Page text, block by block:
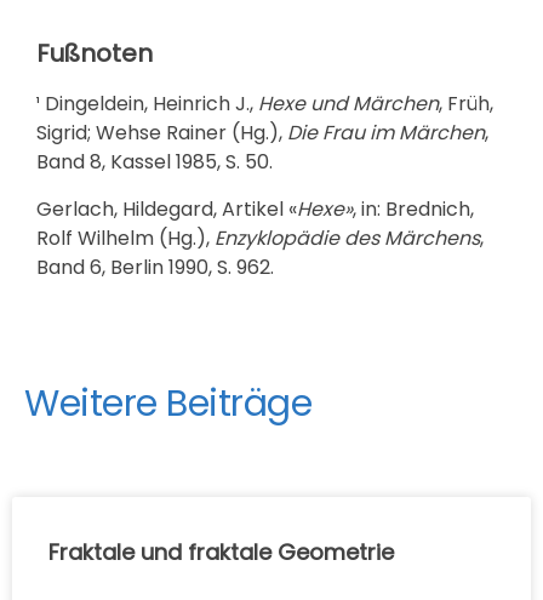
Fußnoten
¹ Dingeldein, Heinrich J., Hexe und Märchen, Früh,
Sigrid; Wehse Rainer (Hg.), Die Frau im Märchen,
Band 8, Kassel 1985, S. 50.
Gerlach, Hildegard, Artikel «Hexe», in: Brednich,
Rolf Wilhelm (Hg.), Enzyklopädie des Märchens,
Band 6, Berlin 1990, S. 962.
Weitere Beiträge
Fraktale und fraktale Geometrie